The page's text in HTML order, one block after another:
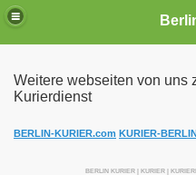
Weitere webseiten von uns
Kurierdienst
BERLIN-KURIER.com KURIER-
BERLIN KURIER | KURIER |